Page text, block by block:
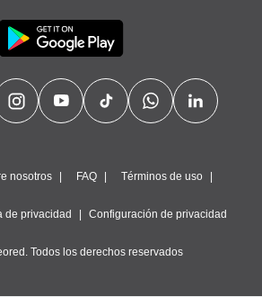
nosotros FAQ Términos de uso
de privacidad Configuración de privacidad
Todos los derechos reservados